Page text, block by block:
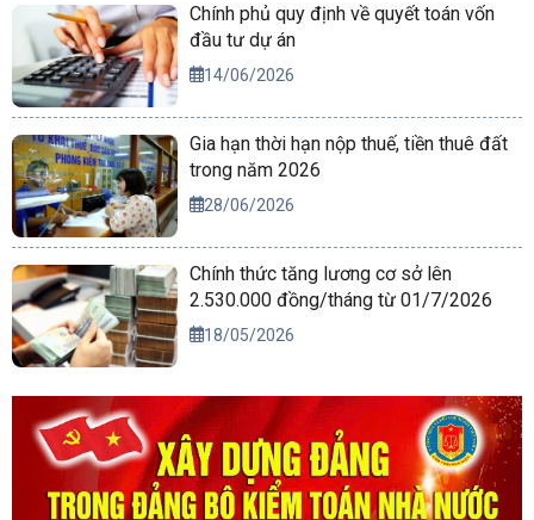
Chính phủ quy định về quyết toán vốn
đầu tư dự án
14/06/2026
Gia hạn thời hạn nộp thuế, tiền thuê đất
trong năm 2026
28/06/2026
Chính thức tăng lương cơ sở lên
2.530.000 đồng/tháng từ 01/7/2026
18/05/2026